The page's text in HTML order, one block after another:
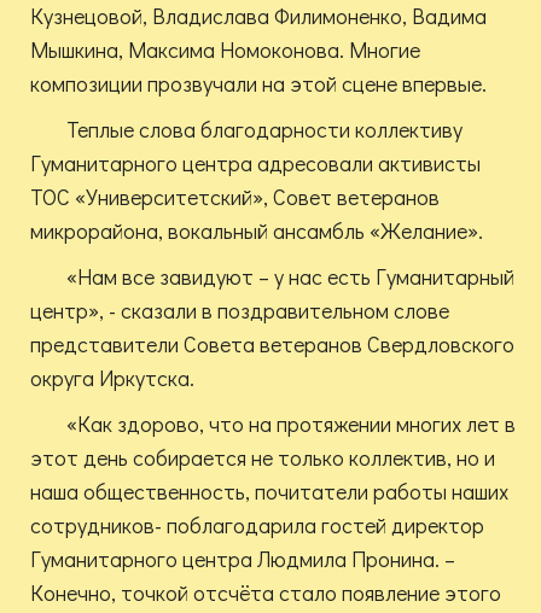
Кузнецовой, Владислава Филимоненко, Вадима
Мышкина, Максима Номоконова. Многие
композиции прозвучали на этой сцене впервые.
Теплые слова благодарности коллективу
Гуманитарного центра адресовали активисты
ТОС «Университетский», Совет ветеранов
микрорайона, вокальный ансамбль «Желание».
«Нам все завидуют – у нас есть Гуманитарный
центр», - сказали в поздравительном слове
представители Совета ветеранов Свердловского
округа Иркутска.
«Как здорово, что на протяжении многих лет в
этот день собирается не только коллектив, но и
наша общественность, почитатели работы наших
сотрудников- поблагодарила гостей директор
Гуманитарного центра Людмила Пронина. –
Конечно, точкой отсчёта стало появление этого